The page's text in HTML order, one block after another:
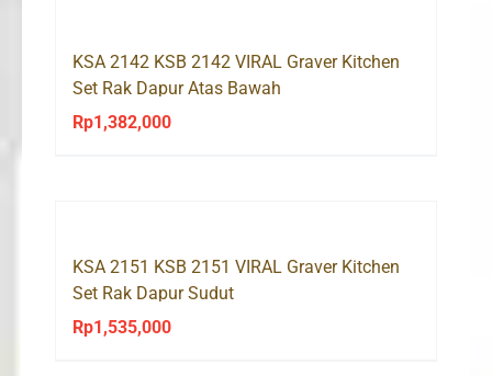
KSA 2142 KSB 2142 VIRAL Graver Kitchen
Set Rak Dapur Atas Bawah
Rp1,382,000
KSA 2151 KSB 2151 VIRAL Graver Kitchen
Set Rak Dapur Sudut
Rp1,535,000